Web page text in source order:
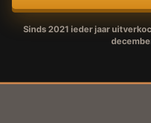
Sinds 2021 ieder jaar